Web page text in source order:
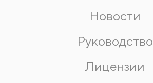
Новости
Руководство
Лицензии